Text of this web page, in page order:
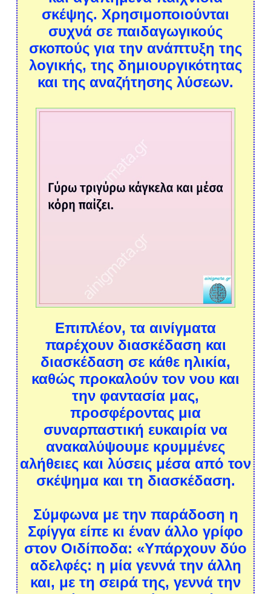
σκέψης. Χρησιμοποιούνται
συχνά σε παιδαγωγικούς
σκοπούς για την ανάπτυξη της
λογικής, της δημιουργικότητας
και της αναζήτησης λύσεων.
Επιπλέον, τα αινίγματα
παρέχουν διασκέδαση και
διασκέδαση σε κάθε ηλικία,
καθώς προκαλούν τον νου και
την φαντασία μας,
προσφέροντας μια
συναρπαστική ευκαιρία να
ανακαλύψουμε κρυμμένες
αλήθειες και λύσεις μέσα από τον
σκέψημα και τη διασκέδαση.
Σύμφωνα με την παράδοση η
Σφίγγα είπε κι έναν άλλο γρίφο
στον Οιδίποδα: «Υπάρχουν δύο
αδελφές: η μία γεννά την άλλη
και, με τη σειρά της, γεννά την